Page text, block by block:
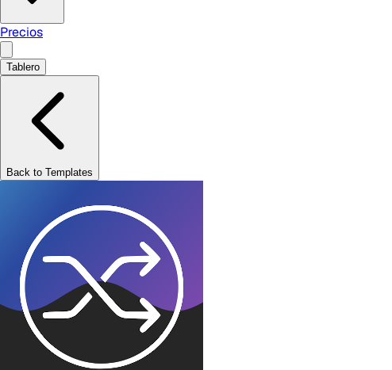
Precios
Tablero
Back to Templates